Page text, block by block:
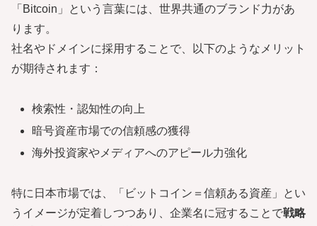
「Bitcoin」という言葉には、世界共通のブランド力があ
ります。
社名やドメインに採用することで、以下のようなメリット
が期待されます：
検索性・認知性の向上
暗号資産市場での信頼感の獲得
海外投資家やメディアへのアピール力強化
特に日本市場では、「ビットコイン＝信頼ある資産」とい
うイメージが定着しつつあり、企業名に冠することで戦略